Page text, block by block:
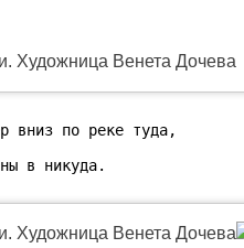
вниз по реке туда,